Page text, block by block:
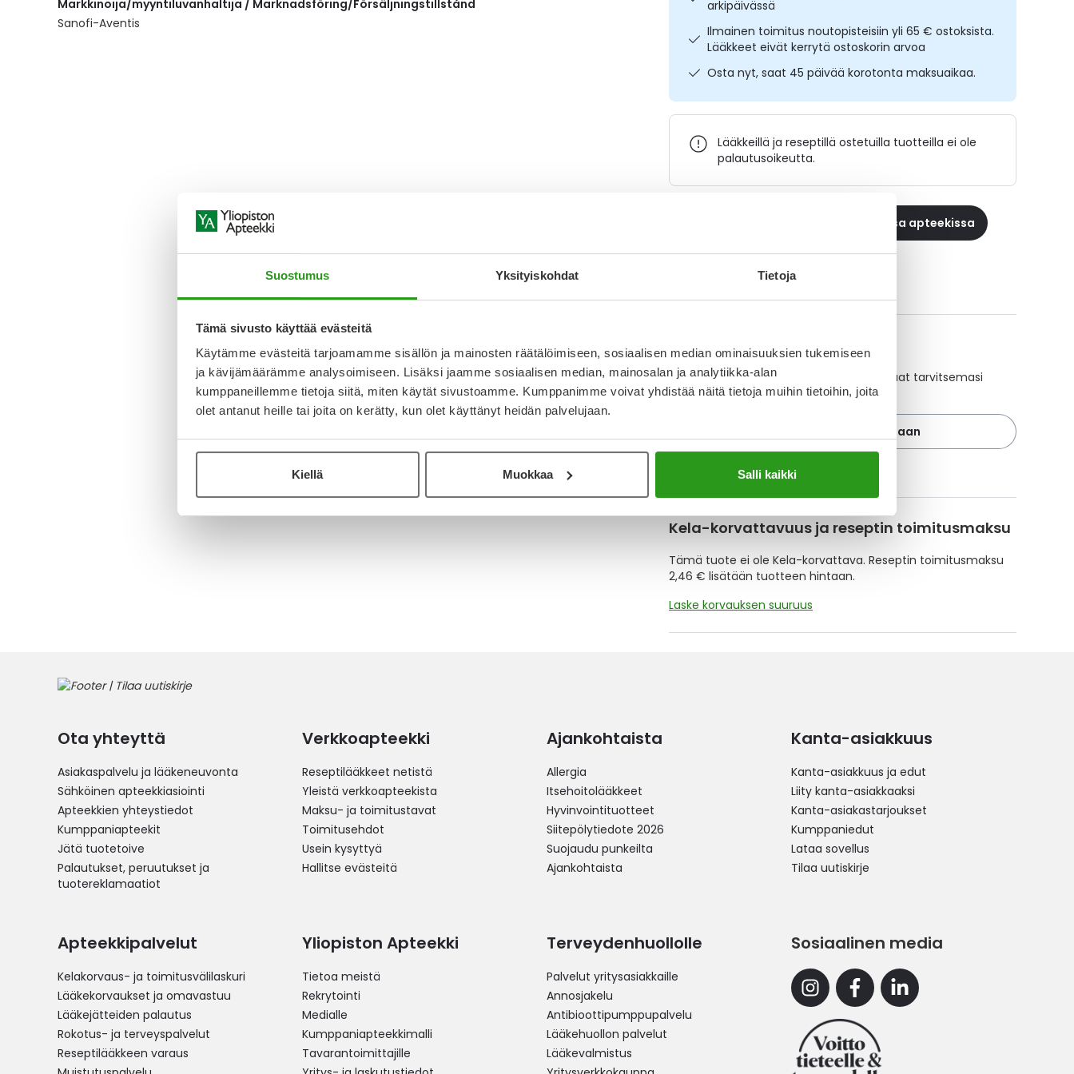
Suostumus Yksityiskohdat Tietoja
Tämä sivusto käyttää evästeitä
Käytämme evästeitä tarjoamamme sisällön ja mainosten räätälöimiseen, sosiaalisen median ominaisuuksien tukemiseen
ja kävijämäärämme analysoimiseen. Lisäksi jaamme sosiaalisen median, mainosalan ja analytiikka-alan
kumppaneillemme tietoja siitä, miten käytät sivustoamme. Kumppanimme voivat yhdistää näitä tietoja muihin tietoihin, joita
olet antanut heille tai joita on kerätty, kun olet käyttänyt heidän palvelujaan.
Kiellä Muokkaa Salli kaikki
the
images
Markkinoija/myyntiluvanhaltija / Marknadsföring/Försäljningstillstånd
Sanofi-Aventis
arkipäivässä
Ilmainen toimitus noutopisteisiin yli 65 € ostoksista.
Lääkkeet eivät kerrytä ostoskorin arvoa
Osta nyt, saat 45 päivää korotonta maksuaikaa.
Lääkkeillä ja reseptillä ostetuilla tuotteilla ei ole
palautusoikeutta.
Varaa reseptilääke apteekkiin, maksa apteekissa
Katso kaikki INSUMAN INFUSAT-tuotteet
YA-muistuttaja
Muistuttajan avulla pidät huolen, että tilaat tarvitsemasi
tuotteet ajoissa, eivätkä ne lopu kesken.
Lisää tuote muistuttajaan
Lue lisää muistuttajasta
Kela-korvattavuus ja reseptin toimitusmaksu
Tämä tuote ei ole Kela-korvattava. Reseptin toimitusmaksu
2,46 € lisätään tuotteen hintaan.
Laske korvauksen suuruus
Ota yhteyttä
Asiakaspalvelu ja lääkeneuvonta
Sähköinen apteekkiasiointi
Apteekkien yhteystiedot
Kumppaniapteekit
Jätä tuotetoive
Palautukset, peruutukset ja
tuotereklamaatiot
Verkkoapteekki
Reseptilääkkeet netistä
Yleistä verkkoapteekista
Maksu- ja toimitustavat
Toimitusehdot
Usein kysyttyä
Hallitse evästeitä
Ajankohtaista
Allergia
Itsehoitolääkkeet
Hyvinvointituotteet
Siitepölytiedote 2026
Suojaudu punkeilta
Ajankohtaista
Kanta-asiakkuus
Kanta-asiakkuus ja edut
Liity kanta-asiakkaaksi
Kanta-asiakastarjoukset
Kumppaniedut
Lataa sovellus
Tilaa uutiskirje
Apteekkipalvelut
Kelakorvaus- ja toimitusvälilaskuri
Lääkekorvaukset ja omavastuu
Lääkejätteiden palautus
Rokotus- ja terveyspalvelut
Reseptilääkkeen varaus
Yliopiston Apteekki
Tietoa meistä
Rekrytointi
Medialle
Kumppaniapteekkimalli
Tavarantoimittajille
Terveydenhuollolle
Palvelut yritysasiakkaille
Annosjakelu
Antibioottipumppupalvelu
Lääkehuollon palvelut
Lääkevalmistus
Sosiaalinen media
InstagramFacebookLinkedin